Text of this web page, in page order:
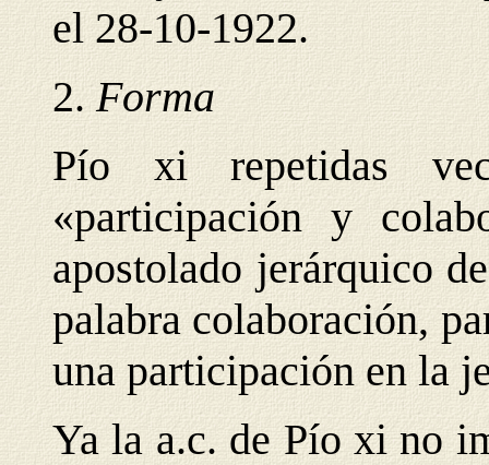
el 28-10-1922.
2.Forma
Pío xi repetidas
«participación y
apostolado jerárquico
palabra colaboración,
una participación en la
Ya la a.c. de Pío xi no